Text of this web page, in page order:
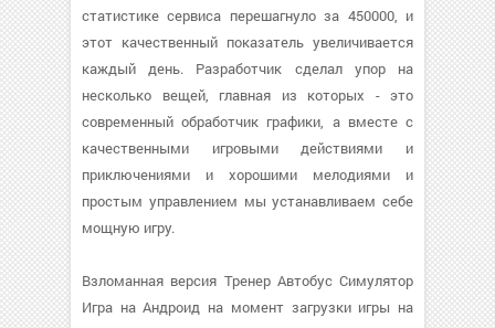
статистике сервиса перешагнуло за 450000, и
этот качественный показатель увеличивается
каждый день. Разработчик сделал упор на
несколько вещей, главная из которых - это
современный обработчик графики, а вместе с
качественными игровыми действиями и
приключениями и хорошими мелодиями и
простым управлением мы устанавливаем себе
мощную игру.
Взломанная версия Тренер Автобус Симулятор
Игра на Андроид на момент загрузки игры на